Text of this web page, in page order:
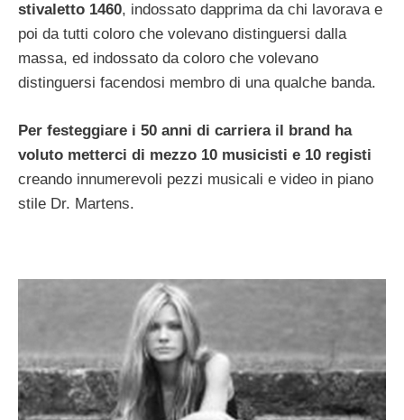
stivaletto 1460, indossato dapprima da chi lavorava e
poi da tutti coloro che volevano distinguersi dalla
massa, ed indossato da coloro che volevano
distinguersi facendosi membro di una qualche banda.
Per festeggiare i 50 anni di carriera il brand ha
voluto metterci di mezzo 10 musicisti e 10 registi
creando innumerevoli pezzi musicali e video in piano
stile Dr. Martens.